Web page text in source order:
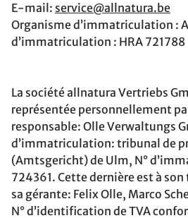
E-mail: service@allnatura.be
Organisme d’immatriculation :
d’immatriculation : HRA 721788
La société allnatura Vertriebs
représentée personnellement
responsable: Olle Verwaltungs
d’immatriculation: tribunal de
(Amtsgericht) de Ulm, N°
724361. Cette dernière est à
sa gérante: Felix Olle, Marco
N° d’identification de TVA